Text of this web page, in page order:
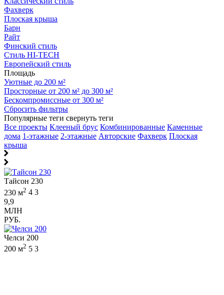
Фахверк
Плоская крыша
Барн
Райт
Финский стиль
Стиль HI-TECH
Европейский стиль
Площадь
Уютные до 200 м²
Просторные от 200 м² до 300 м²
Бескомпромиссные от 300 м²
Сбросить фильтры
Популярные теги свернуть теги
Все проекты Клееный брус Комбинированные Каменные
дома 1-этажные 2-этажные Авторские Фахверк Плоская
крыша
Тайсон 230
230 м2 4 3
9,9
МЛН
РУБ.
Челси 200
200 м2 5 3